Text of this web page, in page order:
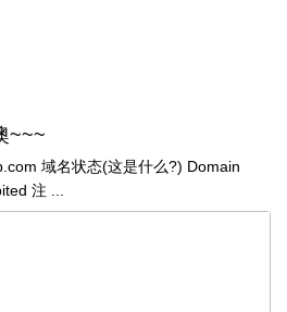
~~~
域名状态(这是什么?) Domain
注 ...